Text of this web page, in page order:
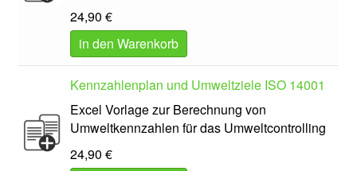
24,90 €
in den Warenkorb
Kennzahlenplan und Umweltziele ISO 14001
Excel Vorlage zur Berechnung von
Umweltkennzahlen für das Umweltcontrolling
24,90 €